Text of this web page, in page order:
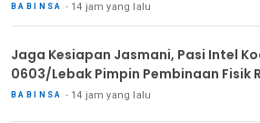
BABINSA 14 jam yang lalu
Jaga Kesiapan Jasmani, Pasi Intel
0603/Lebak Pimpin Pembinaan Fisik
BABINSA 14 jam yang lalu